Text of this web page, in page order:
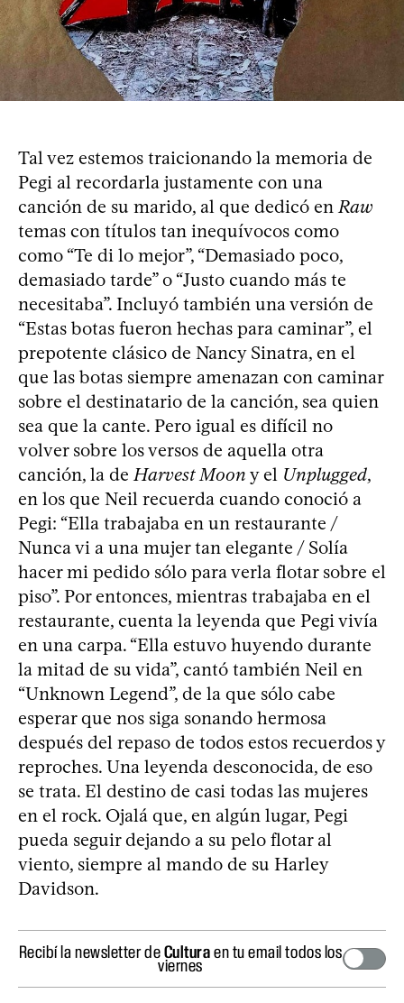
Tal vez estemos traicionando la memoria de
Pegi al recordarla justamente con una
canción de su marido, al que dedicó enRaw
temas con títulos tan inequívocos como
como “Te di lo mejor”, “Demasiado poco,
demasiado tarde” o “Justo cuando más te
necesitaba”. Incluyó también una versión de
“Estas botas fueron hechas para caminar”, el
prepotente clásico de Nancy Sinatra, en el
que las botas siempre amenazan con caminar
sobre el destinatario de la canción, sea quien
sea que la cante. Pero igual es difícil no
volver sobre los versos de aquella otra
canción, la deHarvest Moon y el Unplugged,
en los que Neil recuerda cuando conoció a
Pegi: “Ella trabajaba en un restaurante /
Nunca vi a una mujer tan elegante / Solía
hacer mi pedido sólo para verla flotar sobre el
piso”. Por entonces, mientras trabajaba en el
restaurante, cuenta la leyenda que Pegi vivía
en una carpa. “Ella estuvo huyendo durante
la mitad de su vida”, cantó también Neil en
“Unknown Legend”, de la que sólo cabe
esperar que nos siga sonando hermosa
después del repaso de todos estos recuerdos y
reproches. Una leyenda desconocida, de eso
se trata. El destino de casi todas las mujeres
en el rock. Ojalá que, en algún lugar, Pegi
pueda seguir dejando a su pelo flotar al
viento, siempre al mando de su Harley
Davidson.
Recibí la newsletter deCulturaen tu email todos los
viernes